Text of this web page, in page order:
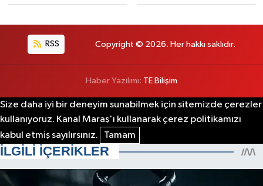
RSS Copyright © 2026. Her hakkı saklıdır.
Haber Yazılımı: TE Bilişim
Size daha iyi bir deneyim sunabilmek için sitemizde çerezler
kullanıyoruz. Kanal Maraş'ı kullanarak çerez politikamızı
kabul etmiş sayılırsınız.
Tamam